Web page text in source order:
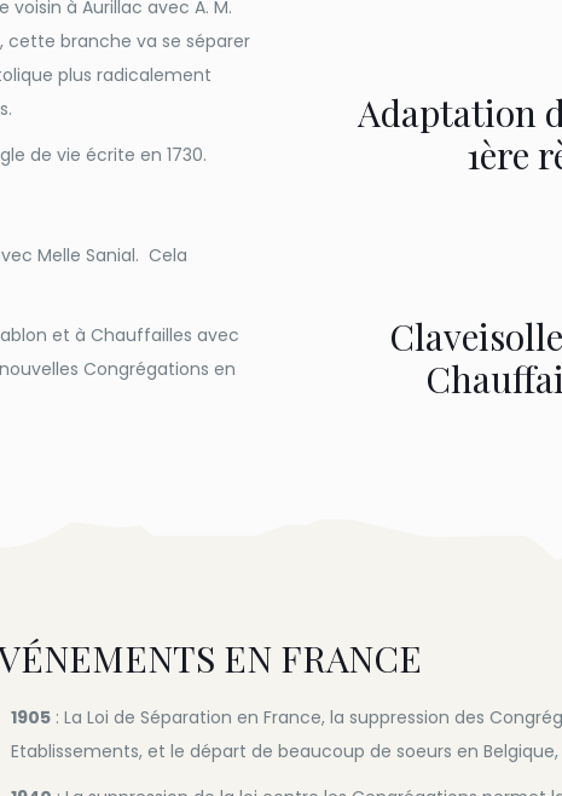
à Aurillac avec A. M.
cette branche va se séparer
plus radicalement
de vie écrite en 1730.
Melle Sanial. Cela
et à Chauffailles avec
Congrégations en
Adaptation
1ère
EN FRANCE
1905 : La Loi de Séparation en France, la suppression des
Etablissements, et le départ de beaucoup de soeurs en